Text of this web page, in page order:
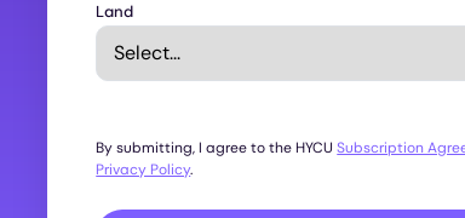
Land
By submitting, I agree to the HYCUSubscription
Privacy Policy.